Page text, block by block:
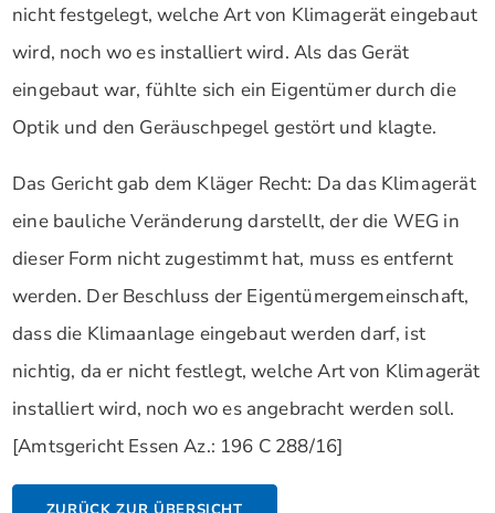
nicht festgelegt, welche Art von Klimagerät eingebaut
wird, noch wo es installiert wird. Als das Gerät
eingebaut war, fühlte sich ein Eigentümer durch die
Optik und den Geräuschpegel gestört und klagte.
Das Gericht gab dem Kläger Recht: Da das Klimagerät
eine bauliche Veränderung darstellt, der die WEG in
dieser Form nicht zugestimmt hat, muss es entfernt
werden. Der Beschluss der Eigentümergemeinschaft,
dass die Klimaanlage eingebaut werden darf, ist
nichtig, da er nicht festlegt, welche Art von Klimagerät
installiert wird, noch wo es angebracht werden soll.
[Amtsgericht Essen Az.: 196 C 288/16]